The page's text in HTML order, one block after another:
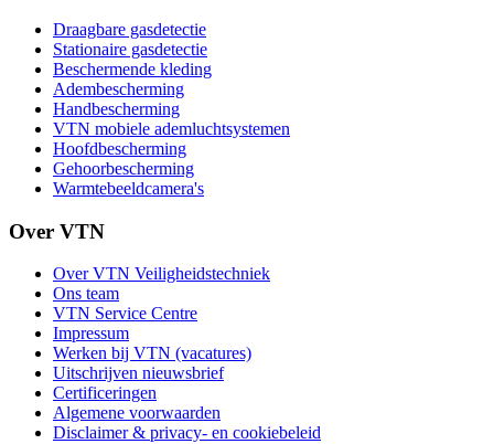
Draagbare gasdetectie
Stationaire gasdetectie
Beschermende kleding
Adembescherming
Handbescherming
VTN mobiele ademluchtsystemen
Hoofdbescherming
Gehoorbescherming
Warmtebeeldcamera's
Over VTN
Over VTN Veiligheidstechniek
Ons team
VTN Service Centre
Impressum
Werken bij VTN (vacatures)
Uitschrijven nieuwsbrief
Certificeringen
Algemene voorwaarden
Disclaimer & privacy- en cookiebeleid